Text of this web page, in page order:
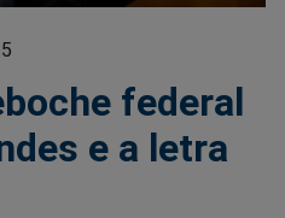
federal
e a letra